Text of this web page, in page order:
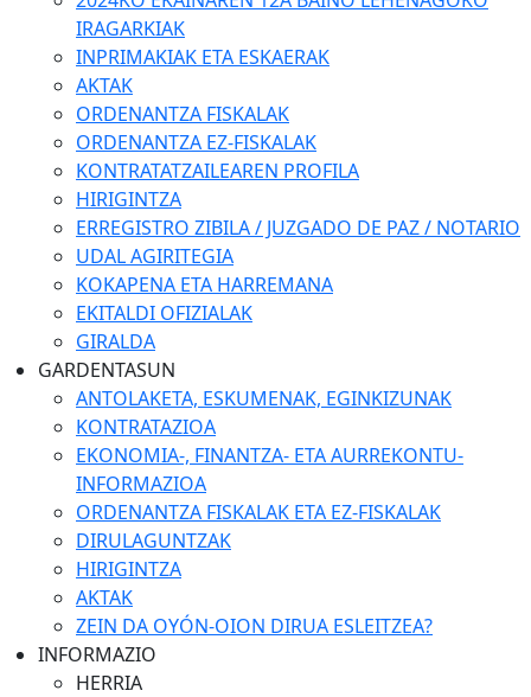
IRAGARKIAK
INPRIMAKIAK ETA ESKAERAK
AKTAK
ORDENANTZA FISKALAK
ORDENANTZA EZ-FISKALAK
KONTRATATZAILEAREN PROFILA
HIRIGINTZA
ERREGISTRO ZIBILA / JUZGADO DE PAZ / NOTARIO
UDAL AGIRITEGIA
KOKAPENA ETA HARREMANA
EKITALDI OFIZIALAK
GIRALDA
GARDENTASUN
ANTOLAKETA, ESKUMENAK, EGINKIZUNAK
KONTRATAZIOA
EKONOMIA-, FINANTZA- ETA AURREKONTU-
INFORMAZIOA
ORDENANTZA FISKALAK ETA EZ-FISKALAK
DIRULAGUNTZAK
HIRIGINTZA
AKTAK
ZEIN DA OYÓN-OION DIRUA ESLEITZEA?
INFORMAZIO
HERRIA